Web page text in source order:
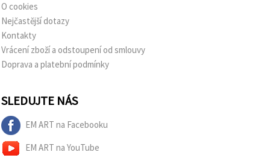
O cookies
Nejčastější dotazy
Kontakty
Vrácení zboží a odstoupení od smlouvy
Doprava a platební podmínky
SLEDUJTE NÁS
EM ART na Facebooku
EM ART na YouTube